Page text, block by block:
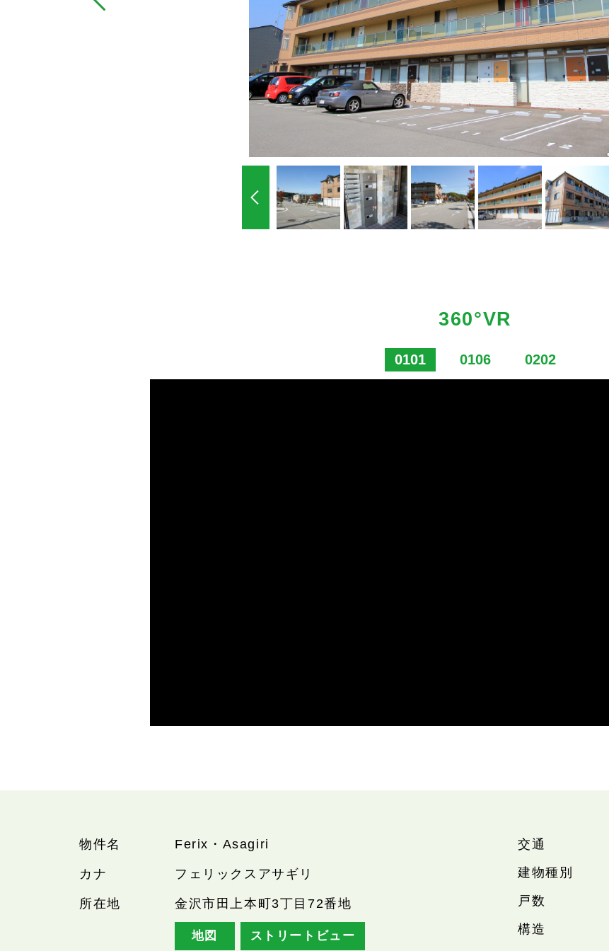
360°VR
0101 0106 0202
物件名 Ferix・Asagiri
カナ フェリックスアサギリ
所在地 金沢市田上本町3丁目72番地
地図 ストリートビュー
交通
建物種別
戸数
構造